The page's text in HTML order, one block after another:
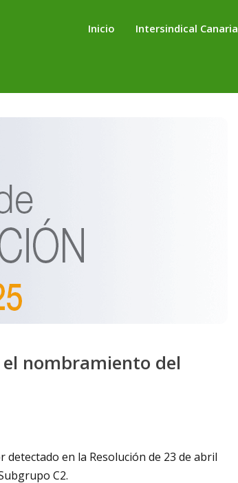
Inicio Intersindical Canaria
el nombramiento del
detectado en la Resolución de 23 de abril
C2.